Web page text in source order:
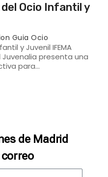
Ocio Infantil y
Guia Ocio
y Juvenil IFEMA
Juvenalia presenta una
para…
de Madrid